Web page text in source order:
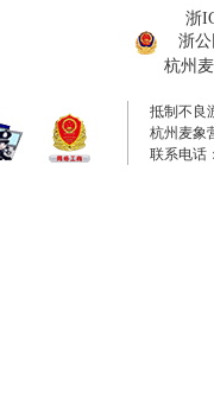
浙
浙公
杭州
抵制不良
杭州麦象
联系电话